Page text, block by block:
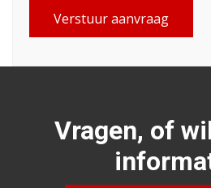
Verstuur aanvraag
Vragen, of